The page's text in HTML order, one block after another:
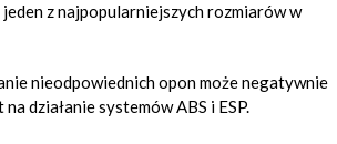
z najpopularniejszych rozmiarów w
nieodpowiednich opon może negatywnie
działanie systemów ABS i ESP.